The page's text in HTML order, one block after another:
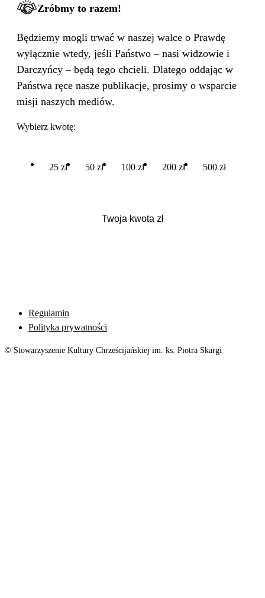
Zróbmy to razem!
Będziemy mogli trwać w naszej walce o Prawdę
wyłącznie wtedy, jeśli Państwo – nasi widzowie i
Darczyńcy – będą tego chcieli. Dlatego oddając w
Państwa ręce nasze publikacje, prosimy o wsparcie
misji naszych mediów.
Wybierz kwotę:
25 zł 50 zł 100 zł 200 zł 500 zł
Regulamin
Polityka prywatności
© Stowarzyszenie Kultury Chrześcijańskiej im. ks. Piotra Skargi